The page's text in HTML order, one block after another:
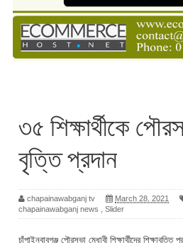
৩৫ শিক্ষার্থীকে
বৃত্তি প্রদান
chapainawabganj tv March 28, 2021
chapainawabganj news
Slider
চাঁপাইনবাবগঞ্জ পৌরসভা মেধাবী শিক্ষার্থীদের